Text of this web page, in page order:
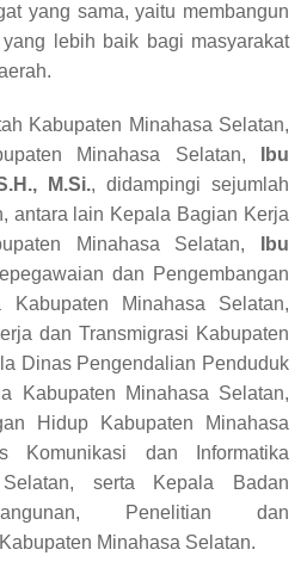
yang sama, yaitu membangun
lebih baik bagi masyarakat
Kabupaten Minahasa Selatan,
Minahasa Selatan,
Ibu
M.Si., didampingi sejumlah
antara lain Kepala Bagian Kerja
Minahasa Selatan,
Ibu
dan Pengembangan
Kabupaten Minahasa Selatan,
dan Transmigrasi Kabupaten
Dinas Pengendalian Penduduk
Kabupaten Minahasa Selatan,
Hidup Kabupaten Minahasa
Komunikasi dan Informatika
serta Kepala Badan
Penelitian dan
Minahasa Selatan.